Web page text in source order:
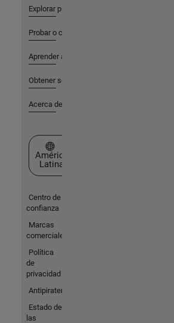
Explorar productos
Probar o comprar
Aprender a utilizar
Obtener soporte
Acerca de MathWorks
Seleccione un país/idioma
América
Latina
Centro de
confianza
Marcas
comerciales
Política
de
privacidad
Antipiratería
Estado de
las